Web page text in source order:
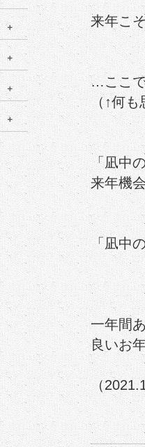
来年こ
…ここ
（↑何
「凪中
来年機
「凪中
一年間
良いお
（